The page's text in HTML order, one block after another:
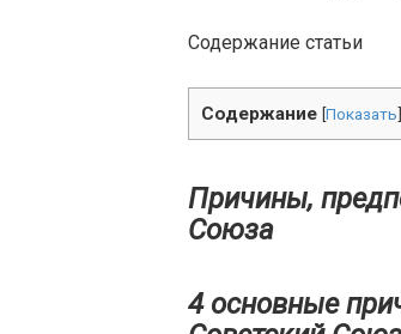
Содержание статьи
Содержание [Показать]
Причины,
Союза
4 основные